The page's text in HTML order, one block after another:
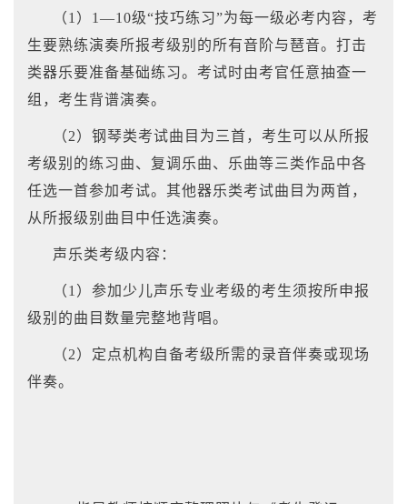
（1）1—10级“技巧练习”为每一级必考内容，考
生要熟练演奏所报考级别的所有音阶与琶音。打击
类器乐要准备基础练习。考试时由考官任意抽查一
组，考生背谱演奏。
（2）钢琴类考试曲目为三首，考生可以从所报
考级别的练习曲、复调乐曲、乐曲等三类作品中各
任选一首参加考试。其他器乐类考试曲目为两首，
从所报级别曲目中任选演奏。
声乐类考级内容：
（1）参加少儿声乐专业考级的考生须按所申报
级别的曲目数量完整地背唱。
（2）定点机构自备考级所需的录音伴奏或现场
伴奏。